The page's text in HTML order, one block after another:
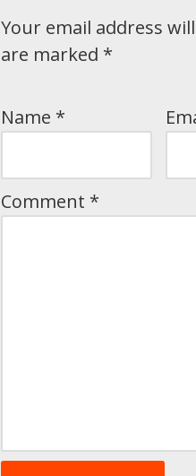
Your email address
are marked *
Name *
Comment *